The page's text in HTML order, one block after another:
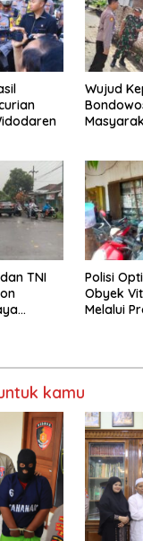
Wujud
TNI
Polisi
Obyek
Melalui
kamu